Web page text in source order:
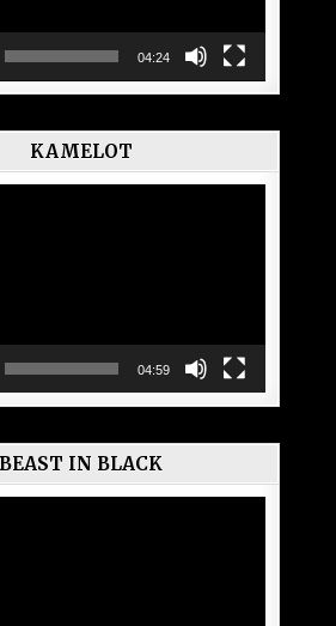
04:24
KAMELOT
04:59
BEAST IN BLACK